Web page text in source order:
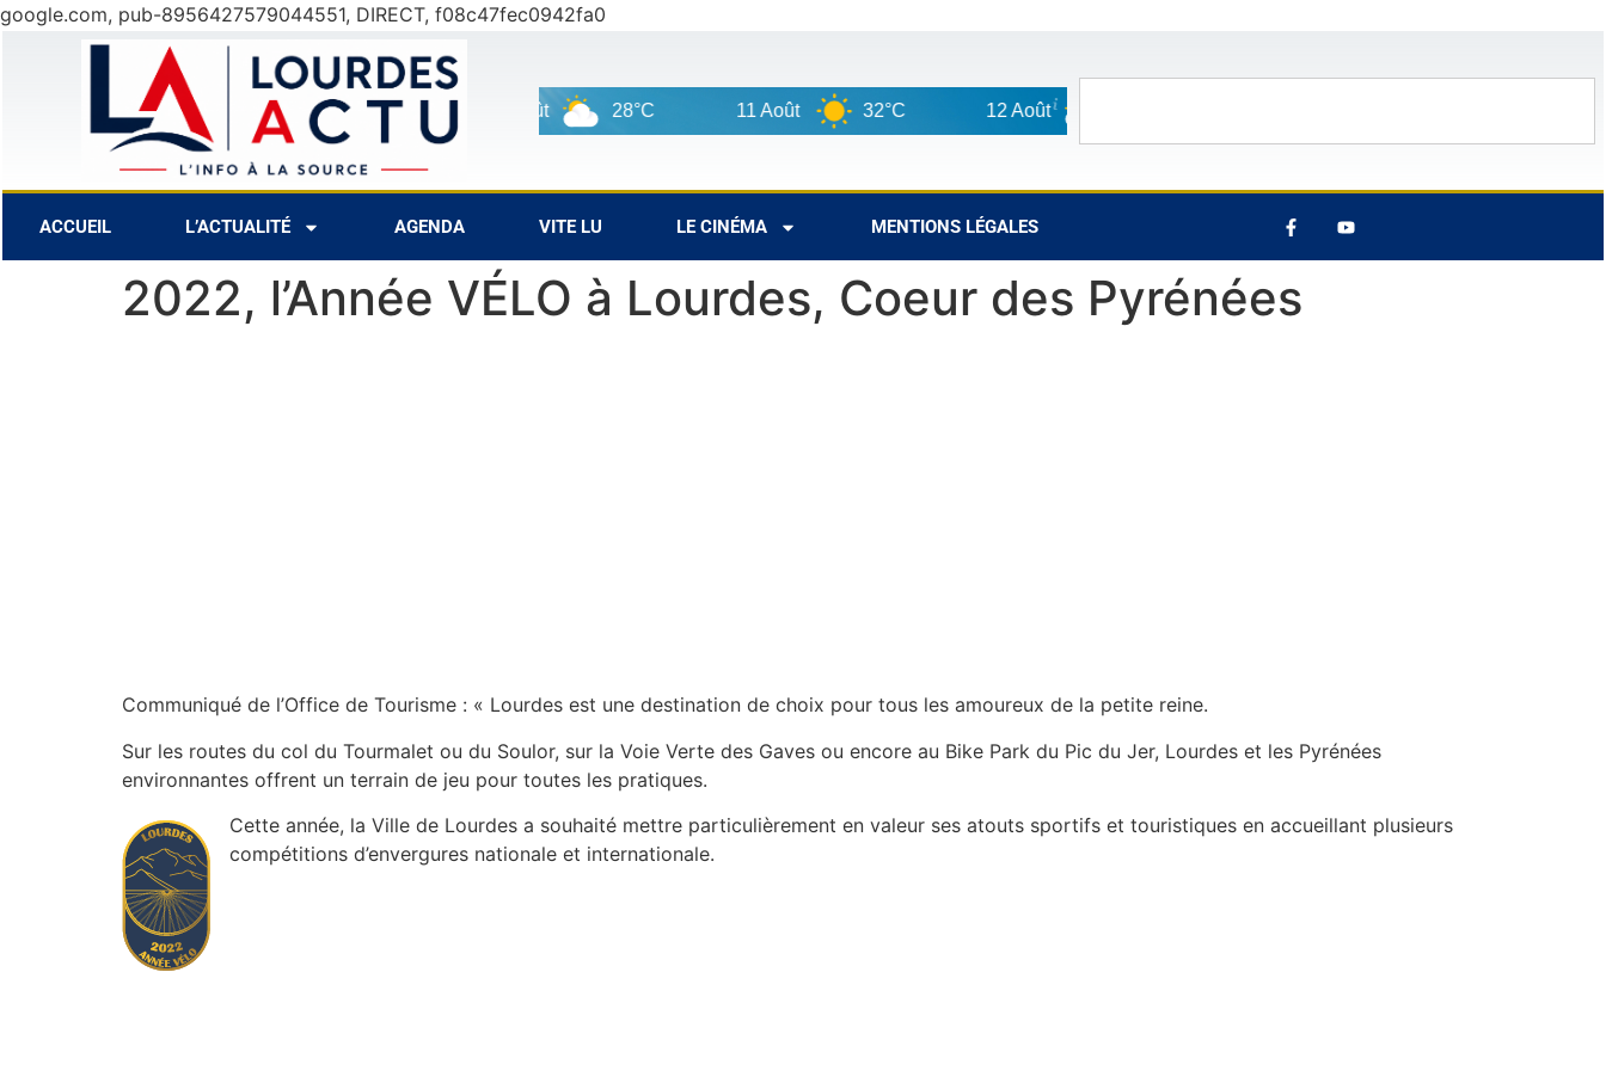
google.com, pub-8956427579044551, DIRECT, f08c47fec0942fa0
9 Août 30°C 28°C 11 Août 32°C 12 Août
ACCUEIL L’ACTUALITÉ AGENDA VITE LU LE CINÉMA MENTIONS LÉGALES
2022, l’Année VÉLO à Lourdes, Coeur des Pyrénées
Communiqué de l’Office de Tourisme : « Lourdes est une destination de choix pour tous les amoureux de la petite reine.
Sur les routes du col du Tourmalet ou du Soulor, sur la Voie Verte des Gaves ou encore au Bike Park du Pic du Jer, Lourdes et les Pyrénées
environnantes offrent un terrain de jeu pour toutes les pratiques.
Cette année, la Ville de Lourdes a souhaité mettre particulièrement en valeur ses atouts sportifs et touristiques en accueillant plusieurs
compétitions d’envergures nationale et internationale.